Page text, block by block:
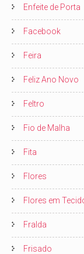
Enfeite de Porta
Facebook
Feira
Feliz Ano Novo
Feltro
Fio de Malha
Fita
Flores
Flores em
Fralda
Frisado